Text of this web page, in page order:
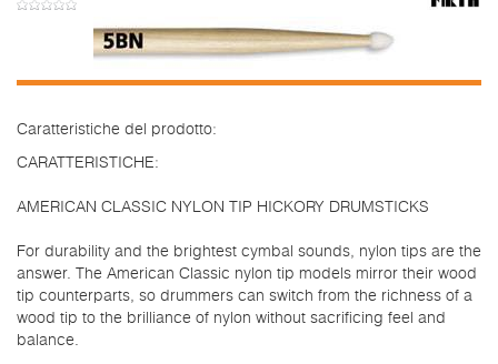
Caratteristiche del prodotto:
CARATTERISTICHE:
AMERICAN CLASSIC NYLON TIP HICKORY DRUMSTICKS
For durability and the brightest cymbal sounds, nylon tips are the
answer. The American Classic nylon tip models mirror their wood
tip counterparts, so drummers can switch from the richness of a
wood tip to the brilliance of nylon without sacrificing feel and
balance.